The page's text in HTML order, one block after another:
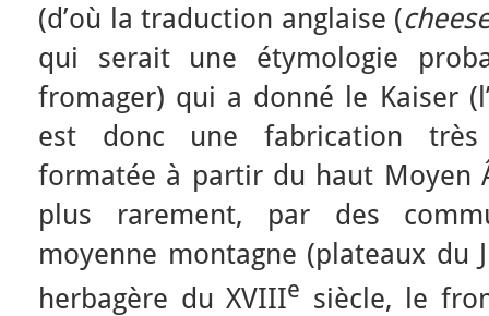
(d’où la traduction anglaise (
qui serait une étymologie
fromager) qui a donné le Kaiser
est donc une fabrication très
formatée à partir du haut Moyen
plus rarement, par des
moyenne montagne (plateaux du
herbagère du XVIIIe siècle, le